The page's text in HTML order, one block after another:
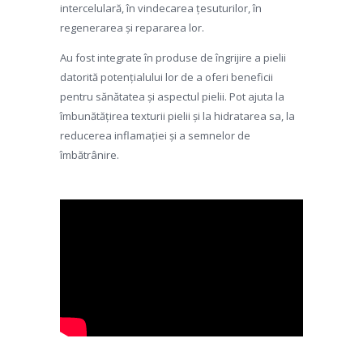
intercelulară, în vindecarea țesuturilor, în
regenerarea și repararea lor.
Au fost integrate în produse de îngrijire a pielii
datorită potențialului lor de a oferi beneficii
pentru sănătatea și aspectul pielii. Pot ajuta la
îmbunătățirea texturii pielii și la hidratarea sa, la
reducerea inflamației și a semnelor de
îmbătrânire.